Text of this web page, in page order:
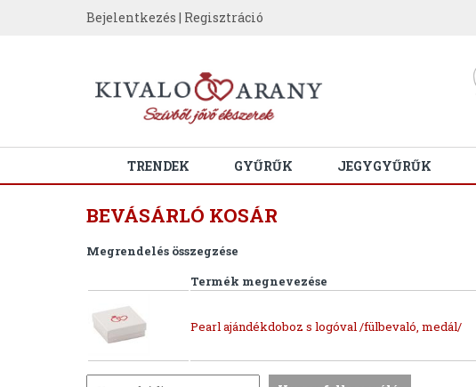
Bejelentkezés | Regisztráció
TRENDEK GYŰRŰK JEGYGYŰRŰK
BEVÁSÁRLÓ KOSÁR
Megrendelés összegzése
Termék megnevezése
Pearl ajándékdoboz s logóval /fülbevaló, medál/